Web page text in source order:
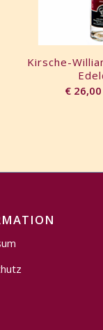
Kirsche-
€26,00